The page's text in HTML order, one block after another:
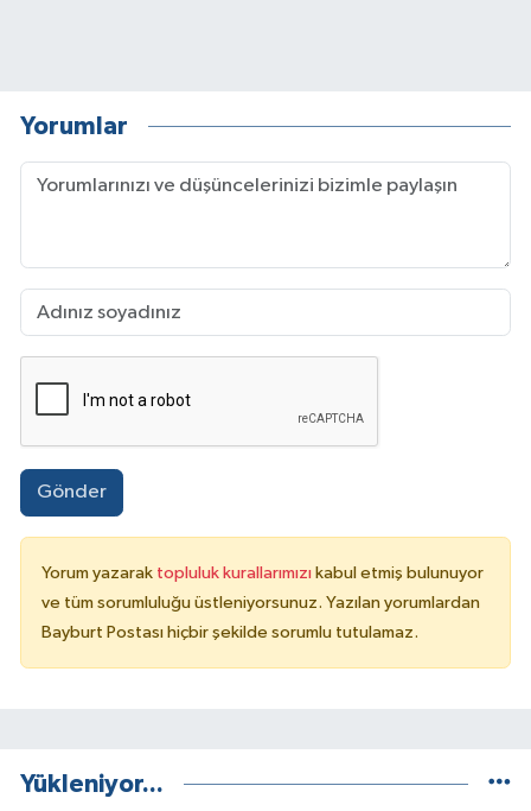
Yorumlar
Gönder
Yorum yazarak topluluk kurallarımızı kabul etmiş bulunuyor
ve tüm sorumluluğu üstleniyorsunuz. Yazılan yorumlardan
Bayburt Postası hiçbir şekilde sorumlu tutulamaz.
Yükleniyor...